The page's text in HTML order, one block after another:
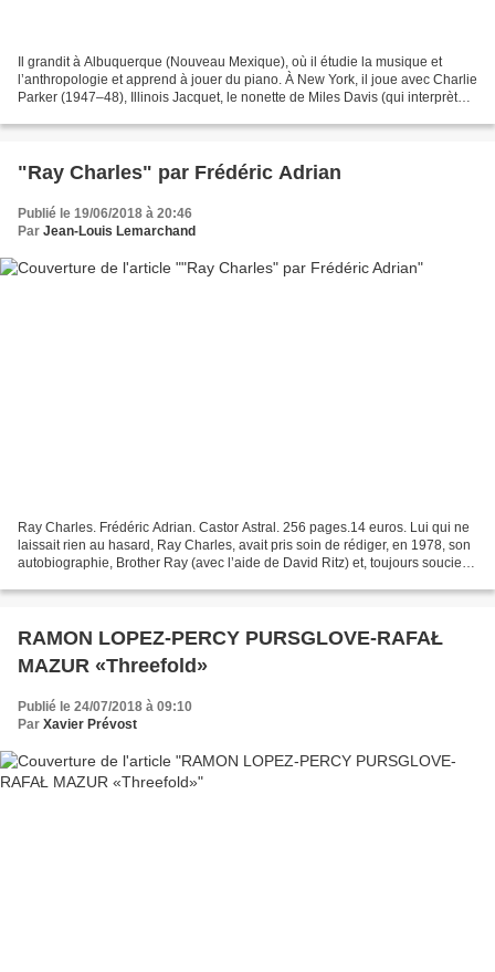
Il grandit à Albuquerque (Nouveau Mexique), où il étudie la musique et
l’anthropologie et apprend à jouer du piano. À New York, il joue avec Charlie
Parker (1947–48), Illinois Jacquet, le nonette de Miles Davis (qui interprète
"Ray Charles" par Frédéric Adrian
Publié le 19/06/2018 à 20:46
Par Jean-Louis Lemarchand
Ray Charles. Frédéric Adrian. Castor Astral. 256 pages.14 euros. Lui qui ne
laissait rien au hasard, Ray Charles, avait pris soin de rédiger, en 1978, son
autobiographie, Brother Ray (avec l’aide de David Ritz) et, toujours soucieux
RAMON LOPEZ-PERCY PURSGLOVE-RAFAŁ
MAZUR «Threefold»
Publié le 24/07/2018 à 09:10
Par Xavier Prévost